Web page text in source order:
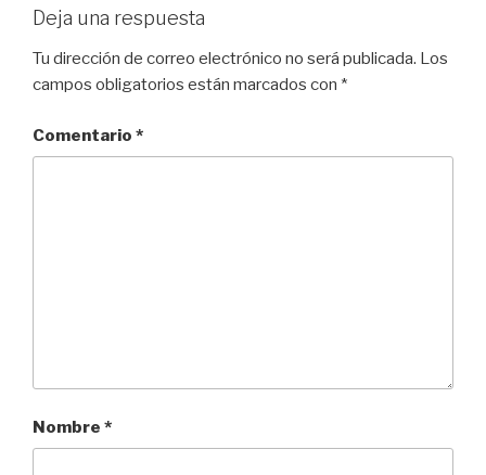
Deja una respuesta
Tu dirección de correo electrónico no será publicada. Los
campos obligatorios están marcados con *
Comentario *
Nombre *